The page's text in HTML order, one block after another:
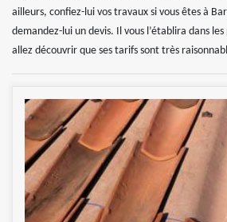
ailleurs, confiez-lui vos travaux si vous êtes à
demandez-lui un devis. Il vous l’établira dans les
allez découvrir que ses tarifs sont très